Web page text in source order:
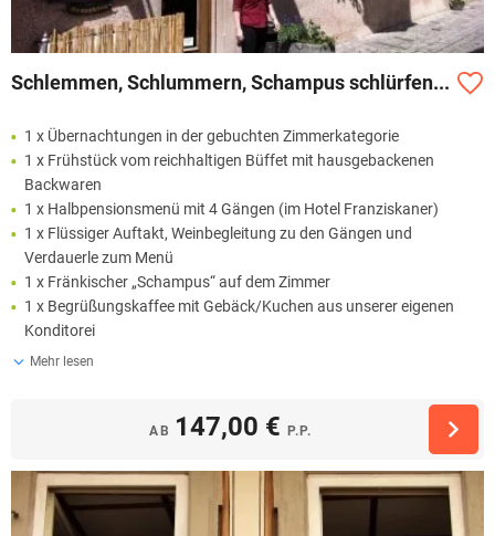
Schlemmen, Schlummern, Schampus schlürfen...
1 x Übernachtungen in der gebuchten Zimmerkategorie
1 x Frühstück vom reichhaltigen Büffet mit hausgebackenen
Backwaren
1 x Halbpensionsmenü mit 4 Gängen (im Hotel Franziskaner)
1 x Flüssiger Auftakt, Weinbegleitung zu den Gängen und
Verdauerle zum Menü
1 x Fränkischer „Schampus“ auf dem Zimmer
1 x Begrüßungskaffee mit Gebäck/Kuchen aus unserer eigenen
Konditorei
Mehr lesen
AB 147,00 € P.P.